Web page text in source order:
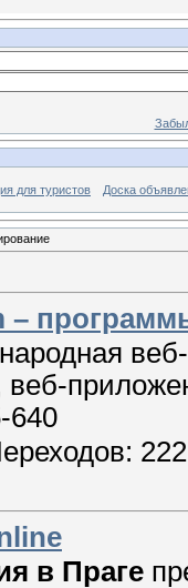
для туристов Доска
–
веб-
640
222
в Праге